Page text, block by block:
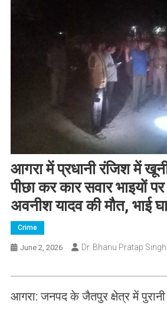
​आगरा में प्रधानी रंजिश में
पीछा कर कार सवार भाइयों
अवनीश यादव की मौत, भाई
Crime
June 2, 2026 Dr. Bhanu Pratap Singh
आगरा: जनपद के जैतपुर क्षेत्र में